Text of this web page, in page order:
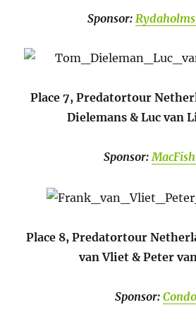
Sponsor:
Place 7, Predatortour
Dielemans & Luc van
Sponsor:
Place 8, Predatortour
van Vliet & Peter
Sponsor: